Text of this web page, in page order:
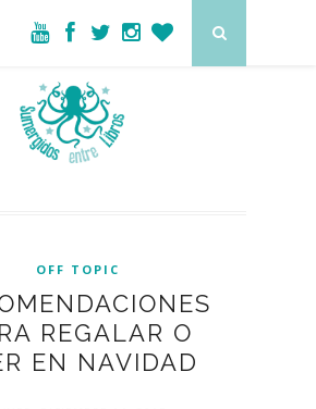
OFF TOPIC
REGALAR O
EN NAVIDAD